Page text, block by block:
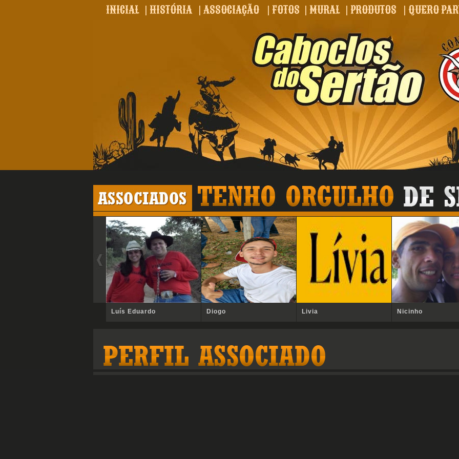
INICIAL | HISTÓRIA | ASSOCIAÇÃO | FOTOS | MURAL | PRODUTOS | QUERO
Luís Eduardo Diogo Livia Nicinho